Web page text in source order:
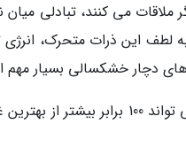
می کنند، تبادلی میان
این ذرات متحرک، انرژی
دچار خشکسالی بسیار
اکنون به لطف گروهی از شیمی دانان دانشگاه لیدن، یک غشای